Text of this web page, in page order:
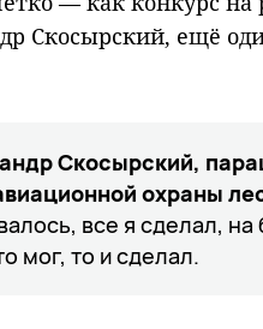
Скосырский, ещё
Скосырский,
охраны
все я сделал,
мог, то и сделал.